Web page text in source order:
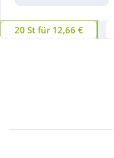
20 St für 12,66 €